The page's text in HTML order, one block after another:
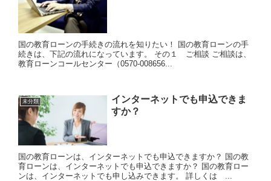
国の教育ローンの手続きの流れを知りたい！ 国の教育ローンの手
続きは、下記の流れになっています。 その１ ご相談 ご相談は、
教育ローンコールセンター（0570-008656...
未分類
インターネットでも申込できま
すか？
国の教育ローンは、インターネットでも申込できますか？ 国の教
育ローンは、インターネットでも申込できますか？ 国の教育ロー
ンは、インターネットでも申し込みできます。 詳しくは ...